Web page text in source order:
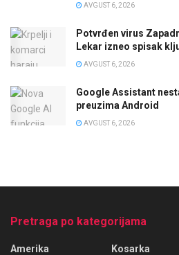
AVGUST 6, 2026
Potvrđen virus
Lekar izneo spisak
AVGUST 6, 2026
Google Assistant
preuzima Android
AVGUST 6, 2026
Pretraga po kategorijama
Amerika
Kosarka